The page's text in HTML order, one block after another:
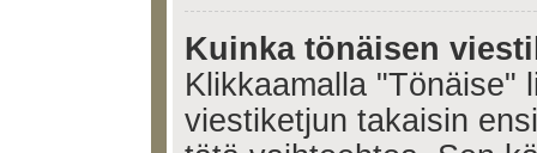
Kuinka tönäisen
Klikkaamalla "Tönäise"
viestiketjun takaisin